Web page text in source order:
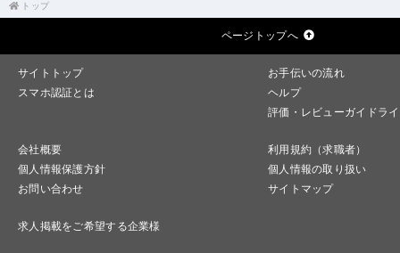
トップ
ページトップへ
サイトトップ
お手伝いの流れ
スマホ認証とは
ヘルプ
評価・レビューガイドラ
会社概要
利用規約（求職者）
個人情報保護方針
個人情報の取り扱い
お問い合わせ
サイトマップ
求人掲載をご希望する企業様